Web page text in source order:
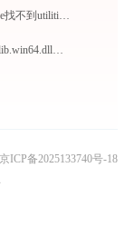
人生日历桌面壁纸切换程序 打开Wallpaper.exe找不到utilities.dll怎么办
侠盗猎车手V gta5.exe系统错误gfsdk_shadowlib.win64.dll丢失如何解决
京ICP备2025133740号-18